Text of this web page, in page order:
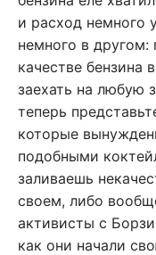
и расход немного
немного в
качестве бензина
заехать на любую
теперь
которые
подобными
заливаешь
своем, либо
активисты с
как они начали